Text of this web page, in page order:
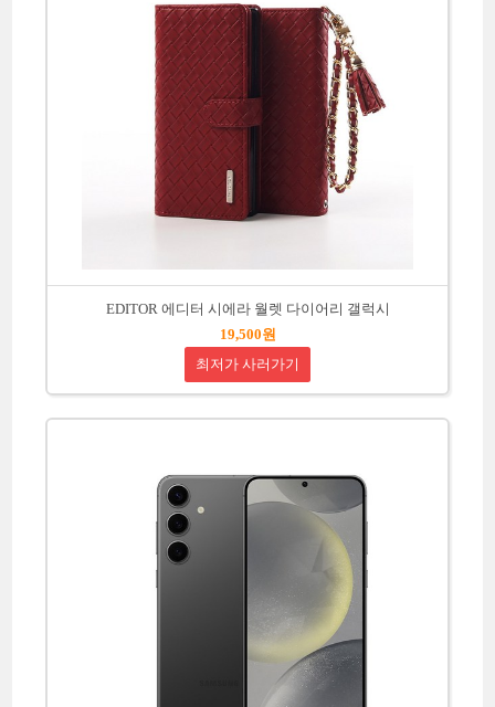
EDITOR 에디터 시에라 월렛 다이어리 갤럭시
19,500원
최저가 사러가기